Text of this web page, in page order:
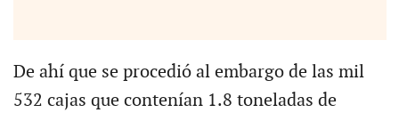
De ahí que se procedió al embargo de las mil
532 cajas que contenían 1.8 toneladas de